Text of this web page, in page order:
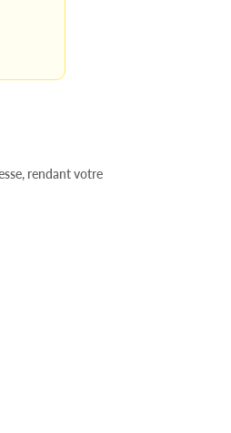
rendant votre